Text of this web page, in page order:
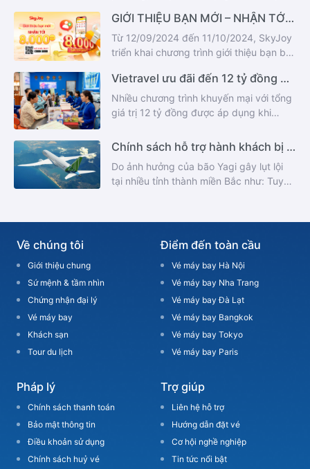
chọn bay vé Deluxe
GIỚI THIỆU BẠN MỚI – NHẬN TỚI 8.000 SKYPOINT
Từ 12/09/2024 đến 11/10/2024, SkyJoy
triển khai chương trình giới thiệu bạn bè
Vietravel ưu đãi đến 12 tỷ đồng dịp Tết Giáp Thìn
Nhiều chương trình khuyến mại với tổng
giá trị 12 tỷ đồng được áp dụng khi
cho kiều bào về quê đón Tết.
Chính sách hỗ trợ hành khách bị ảnh hưởng của bão Yagi, mưa lũ
Do ảnh hưởng của bão Yagi gây lụt lội
tại nhiều tỉnh thành miền Bắc như: Tuyên
đến sân bay để thực hiện chuyến bay,
đồng thời thể hiện tinh thần hỗ trợ cộng
đồng giai đoạn thiên tai, Bamboo
Airways triển khai chính sách hỗ trợ
hành khách do ảnh hưởng của bão Yagi
Về chúng tôi
Giới thiệu chung
Sứ mệnh & tầm nhìn
Chứng nhận đại lý
Vé máy bay
Khách sạn
Tour du lịch
Điểm đến toàn cầu
Vé máy bay Hà Nội
Vé máy bay Nha Trang
Vé máy bay Đà Lạt
Vé máy bay Bangkok
Vé máy bay Tokyo
Vé máy bay Paris
Pháp lý
Chính sách thanh toán
Bảo mật thông tin
Điều khoản sử dụng
Chính sách huỷ vé
Trợ giúp
Liên hệ hỗ trợ
Hướng dẫn đặt vé
Cơ hội nghề nghiệp
Tin tức nổi bật